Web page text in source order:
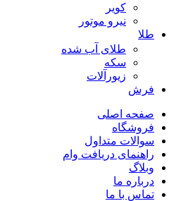
کویر
نیرو موتور
طلا
طلای آب شده
سکه
زیورآلات
فرش
صفحه اصلی
فروشگاه
سوالات متداول
راهنمای دریافت وام
وبلاگ
درباره ما
تماس با ما